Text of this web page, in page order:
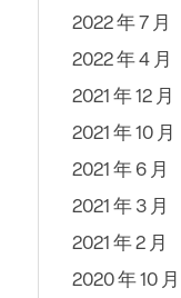
2022 年 7 月
2022 年 4 月
2021 年 12 月
2021 年 10 月
2021 年 6 月
2021 年 3 月
2021 年 2 月
2020 年 10 月